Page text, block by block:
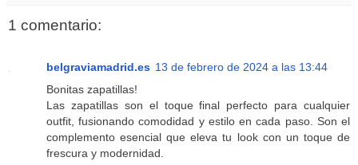
1 comentario:
belgraviamadrid.es 13 de febrero de 2024 a las 13:44
Bonitas zapatillas!
Las zapatillas son el toque final perfecto para cualquier
outfit, fusionando comodidad y estilo en cada paso. Son el
complemento esencial que eleva tu look con un toque de
frescura y modernidad.